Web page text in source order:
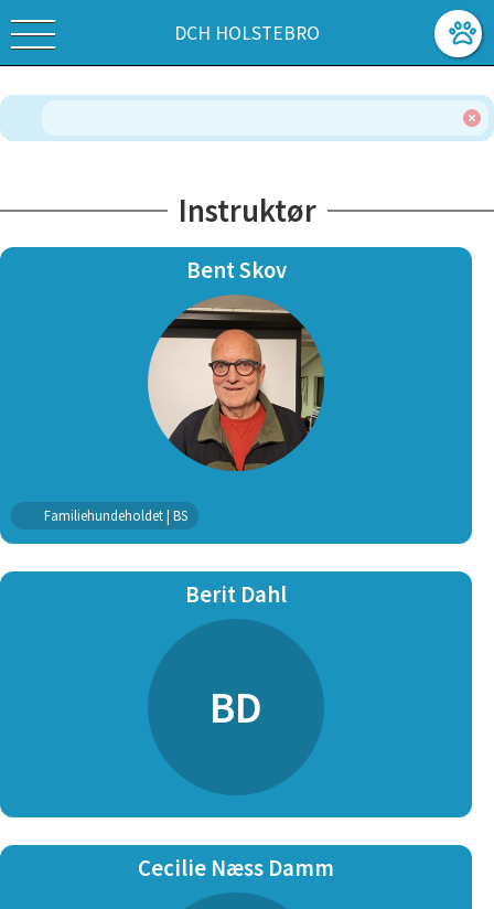
DCH HOLSTEBRO
Instruktør
Bent Skov
Familiehundeholdet | BS
Berit Dahl
BD
Cecilie Næss Damm